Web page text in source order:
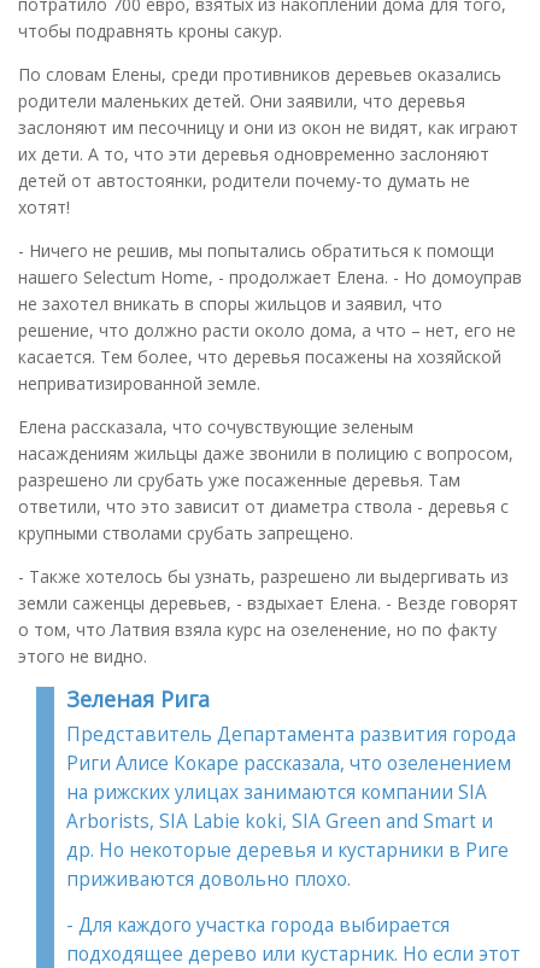
чтобы подравнять кроны сакур.
По словам Елены, среди противников деревьев оказались
родители маленьких детей. Они заявили, что деревья
заслоняют им песочницу и они из окон не видят, как играют
их дети. А то, что эти деревья одновременно заслоняют
детей от автостоянки, родители почему-то думать не
хотят!
- Ничего не решив, мы попытались обратиться к помощи
нашего Selectum Home, - продолжает Елена. - Но домоуправ
не захотел вникать в споры жильцов и заявил, что
решение, что должно расти около дома, а что – нет, его не
касается. Тем более, что деревья посажены на хозяйской
неприватизированной земле.
Елена рассказала, что сочувствующие зеленым
насаждениям жильцы даже звонили в полицию с вопросом,
разрешено ли срубать уже посаженные деревья. Там
ответили, что это зависит от диаметра ствола - деревья с
крупными стволами срубать запрещено.
- Также хотелось бы узнать, разрешено ли выдергивать из
земли саженцы деревьев, - вздыхает Елена. - Везде говорят
о том, что Латвия взяла курс на озеленение, но по факту
этого не видно.
Зеленая Рига
Представитель Департамента развития города
Риги Алисе Кокаре рассказала, что озеленением
на рижских улицах занимаются компании SIA
Arborists, SIA Labie koki, SIA Green and Smart и
др. Но некоторые деревья и кустарники в Риге
приживаются довольно плохо.
- Для каждого участка города выбирается
подходящее дерево или кустарник. Но если этот